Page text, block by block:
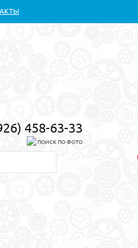
458-63-33
ПОИСК ПО ФОТО